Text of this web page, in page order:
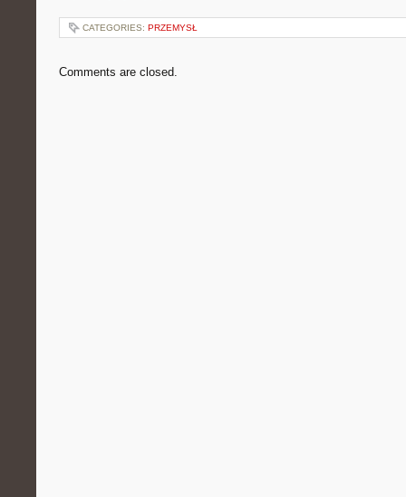
CATEGORIES: PRZEMYSŁ
Comments are closed.